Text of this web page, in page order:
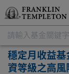
穩定月收益基
資等級之高